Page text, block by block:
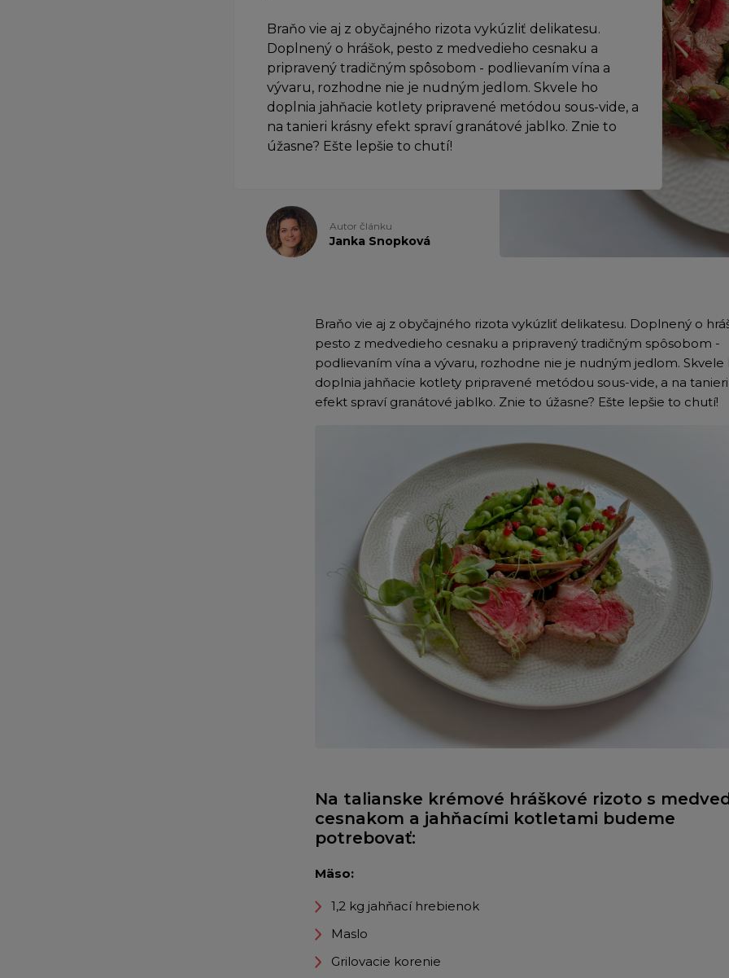
Braňo vie aj z obyčajného rizota vykúzliť delikatesu.
Doplnený o hrášok, pesto z medvedieho cesnaku a
pripravený tradičným spôsobom - podlievaním vína a
vývaru, rozhodne nie je nudným jedlom. Skvele ho
doplnia jahňacie kotlety pripravené metódou sous-vide, a
na tanieri krásny efekt spraví granátové jablko. Znie to
úžasne? Ešte lepšie to chutí!
Autor článku
Janka Snopková
Braňo vie aj z obyčajného rizota vykúzliť delikatesu. Doplnený o
pesto z medvedieho cesnaku a pripravený tradičným spôsobom -
podlievaním vína a vývaru, rozhodne nie je nudným jedlom. Skvele
doplnia jahňacie kotlety pripravené metódou sous-vide, a na
efekt spraví granátové jablko. Znie to úžasne? Ešte lepšie to chutí!
Na talianske krémové hráškové rizoto s
cesnakom a jahňacími kotletami budeme
potrebovať:
Mäso:
1,2 kg jahňací hrebienok
Maslo
Grilovacie korenie